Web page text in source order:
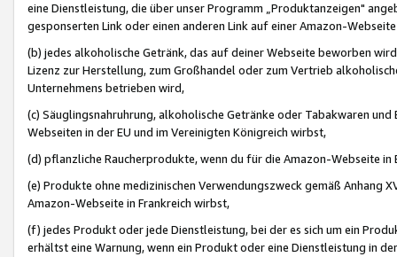
eine Dienstleistung, die über unser Programm „Produktanzeigen"
gesponserten Link oder einen anderen Link auf einer Amazon-
(b) jedes alkoholische Getränk, das auf deiner Webseite beworben
Lizenz zur Herstellung, zum Großhandel oder zum Vertrieb
Unternehmens betrieben wird,
(c) Säuglingsnahruhrung, alkoholische Getränke oder Tabakwaren
Webseiten in der EU und im Vereinigten Königreich wirbst,
(d) pflanzliche Raucherprodukte, wenn du für die Amazon-Webseite in
(e) Produkte ohne medizinischen Verwendungszweck gemäß Anhang
Amazon-Webseite in Frankreich wirbst,
(f) jedes Produkt oder jede Dienstleistung, bei der es sich um ein
erhältst eine Warnung, wenn ein Produkt oder eine Dienstleistung in